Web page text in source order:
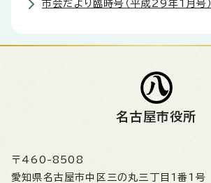
市会だより臨時号（平成29年1月号）
名古屋市役所
〒460-8508
愛知県名古屋市中区三の丸三丁目1番1号